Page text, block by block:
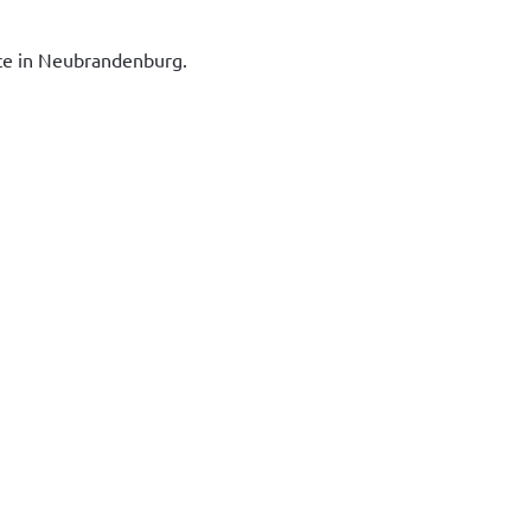
in Neubrandenburg.